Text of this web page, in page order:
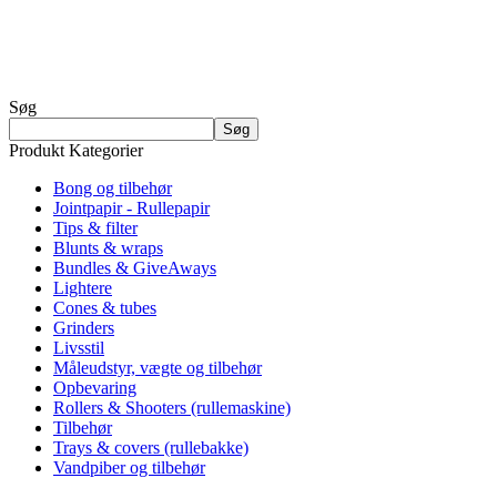
Søg
Søg
Produkt Kategorier
Bong og tilbehør
Jointpapir - Rullepapir
Tips & filter
Blunts & wraps
Bundles & GiveAways
Lightere
Cones & tubes
Grinders
Livsstil
Måleudstyr, vægte og tilbehør
Opbevaring
Rollers & Shooters (rullemaskine)
Tilbehør
Trays & covers (rullebakke)
Vandpiber og tilbehør